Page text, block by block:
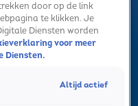
Summer Top 101
met
FLEMMING en Mart
door op de link
te klikken. Je
Diensten worden
voor meer
Diensten.
Altijd actief